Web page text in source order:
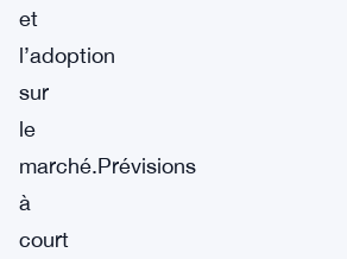
et
l’adoption
sur
le
marché.Prévisions
à
court